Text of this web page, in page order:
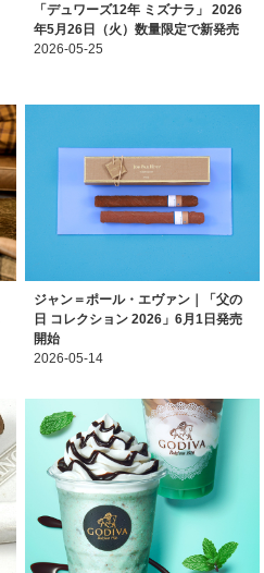
「デュワーズ12年 ミズナラ」 2026
年5月26日（火）数量限定で新発売
2026-05-25
ジャン＝ポール・エヴァン｜「父の
日 コレクション 2026」6月1日発売
開始
2026-05-14